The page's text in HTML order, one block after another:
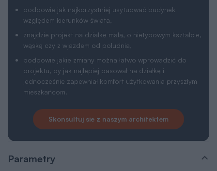
podpowie jak najkorzystniej usytuować budynek
względem kierunków świata,
znajdzie projekt na działkę małą, o nietypowym kształcie,
wąską czy z wjazdem od południa,
podpowie jakie zmiany można łatwo wprowadzić do
projektu, by jak najlepiej pasował na działkę i
jednocześnie zapewniał komfort użytkowania przyszłym
mieszkańcom.
Skonsultuj sie z naszym architektem
Parametry